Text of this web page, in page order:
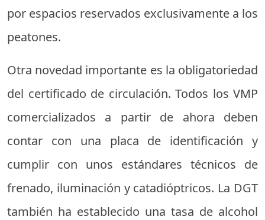
por espacios reservados exclusivamente a los
peatones.
Otra novedad importante es la obligatoriedad
del certificado de circulación. Todos los VMP
comercializados a partir de ahora deben
contar con una placa de identificación y
cumplir con unos estándares técnicos de
frenado, iluminación y catadióptricos. La DGT
también ha establecido una tasa de alcohol